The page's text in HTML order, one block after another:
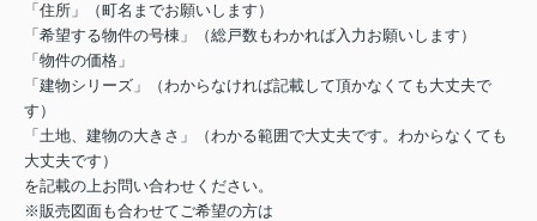
「住所」（町名までお願いします）
「希望する物件の号棟」（総戸数もわかれば入力お願いします）
「物件の価格」
「建物シリーズ」（わからなければ記載して頂かなくても大丈夫で
す）
「土地、建物の大きさ」（わかる範囲で大丈夫です。わからなくても
大丈夫です）
を記載の上お問い合わせください。
※販売図面も合わせてご希望の方は